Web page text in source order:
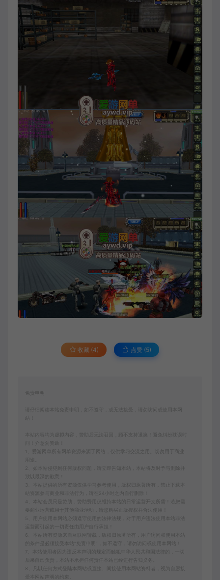
收藏 (4) 点赞 (5)
免责申明
请仔细阅读本站免责申明，如不遵守，或无法接受，请勿访问或使用本网
本站内容均为虚拟内容，赞助后无法召回，顾不支持退换！避免纠纷耽误时
间！介意勿赞助！
1、爱游网单所有网单资源来源于网络，仅供学习交流之用。切勿用于商业
2、如本帖侵犯到任何版权问题，请立即告知本站，本站将及时予与删除并
致以最深的歉意！
3、本站提供的所有资源仅供学习参考使用，版权归原著所有，禁止下载本
站资源参与商业和非法行为，请在24小时之内自行删除！
4、本站会员只是赞助，赞助费用仅维持本站的日常运营开支所需！若您需
要商业运营或用于其他商业活动，请您购买正版授权并合法使用！
5、用户使用本网站必须遵守使用的法律法规，对于用户违法使用本站非法
6、本站所有资源来自互联网转载，版权归原著所有，用户访问和使用本站
的条件是必须接受本站“免责申明”，如不遵守，请勿访问或使用本网站！
7、本站使用者因为违反本声明的规定而触犯中华人民共和国法律的，一切
后果自己负责，本站不承担任何责任本站已经进行告知义务。
8、凡以任何方式登陆本网站或直接、间接使用本网站资料者，视为自愿接
受本网站声明的约束。